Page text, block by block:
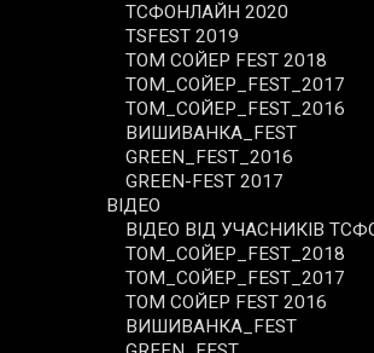
ТСФОНЛАЙН 2020
TSFEST 2019
ТОМ СОЙЕР FEST 2018
ТОМ_СОЙЕР_FEST_2017
ТОМ_СОЙЕР_FEST_2016
ВИШИВАНКА_FEST
GREEN_FEST_2016
GREEN-FEST 2017
ВІДЕО
ВІДЕО ВІД УЧАСНИКІВ
ТОМ_СОЙЕР_FEST_2018
ТОМ_СОЙЕР_FEST_2017
ТОМ СОЙЕР FEST 2016
ВИШИВАНКА_FEST